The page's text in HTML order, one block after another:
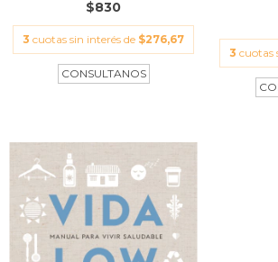
$830
3 cuotas sin interés de $276,67
3 cuotas